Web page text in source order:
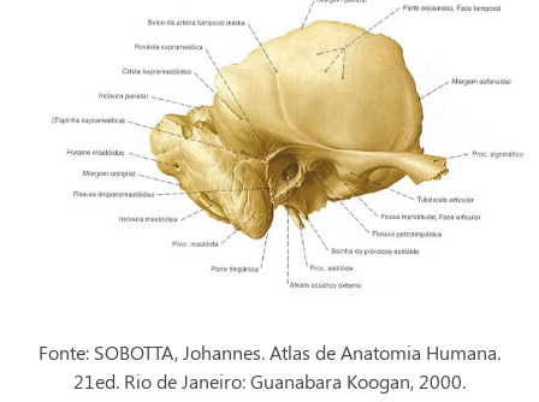
Fonte: SOBOTTA, Johannes. Atlas de Anatomia Humana.
21ed. Rio de Janeiro: Guanabara Koogan, 2000.